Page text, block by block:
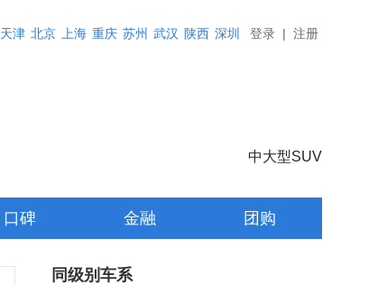
天津 北京 上海 重庆 苏州 武汉 陕西 深圳 登录 | 注册
中大型SUV
口碑 金融 团购
同级别车系